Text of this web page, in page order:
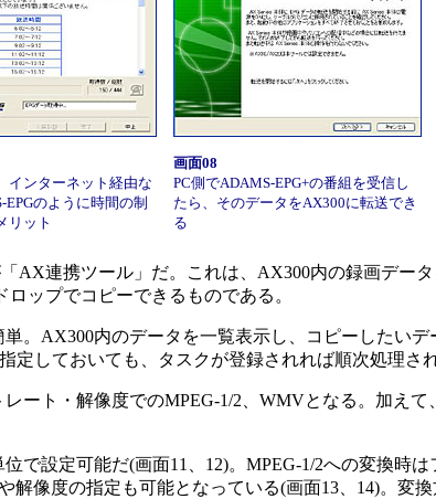
インターネット経由な
のように時間の制
リット
画面08
PC側でADAMS-EPG+の番組を受信し
たら、そのデータをAX300に転送でき
る
連携ツール」だ。これは、AX300内の録画データ
ップでコピーできるものである。
。AX300内のデータを一覧表示し、コピーしたい
定しておいても、タスクが登録されれば順次処理され
ト・解像度でのMPEG-1/2、WMVとなる。加えて
設定可能だ(画面11、12)。MPEG-1/2への変換時は
像度の指定も可能となっている(画面13、14)。変